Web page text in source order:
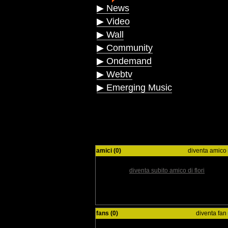
▶ News
▶ Video
▶ Wall
▶ Community
▶ Ondemand
▶ Webtv
▶ Emerging Music
amici (0) diventa amico
diventa subito amico di flori
fans (0) diventa fan